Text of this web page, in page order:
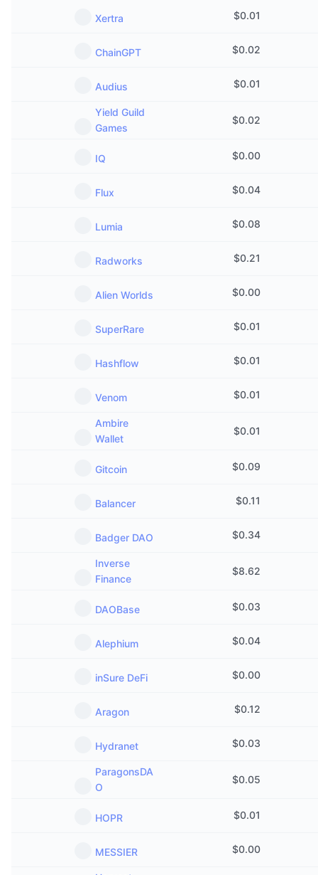
Xertra $0.01
ChainGPT $0.02
Audius $0.01
Yield Guild
Games
$0.02
IQ $0.00
Flux $0.04
Lumia $0.08
Radworks $0.21
Alien Worlds $0.00
SuperRare $0.01
Hashflow $0.01
Venom $0.01
Ambire
Wallet
$0.01
Gitcoin $0.09
Balancer $0.11
Badger DAO $0.34
Inverse
Finance
$8.62
DAOBase $0.03
Alephium $0.04
inSure DeFi $0.00
Aragon $0.12
Hydranet $0.03
ParagonsDA
O
$0.05
HOPR $0.01
MESSIER $0.00